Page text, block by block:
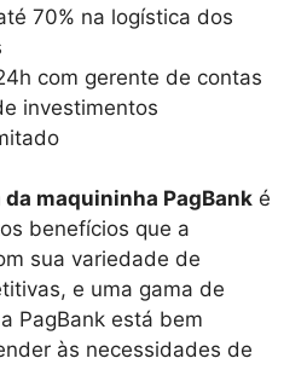
70% na logística dos
com gerente de contas
investimentos
da maquininha PagBank é
benefícios que a
sua variedade de
e uma gama de
PagBank está bem
às necessidades de